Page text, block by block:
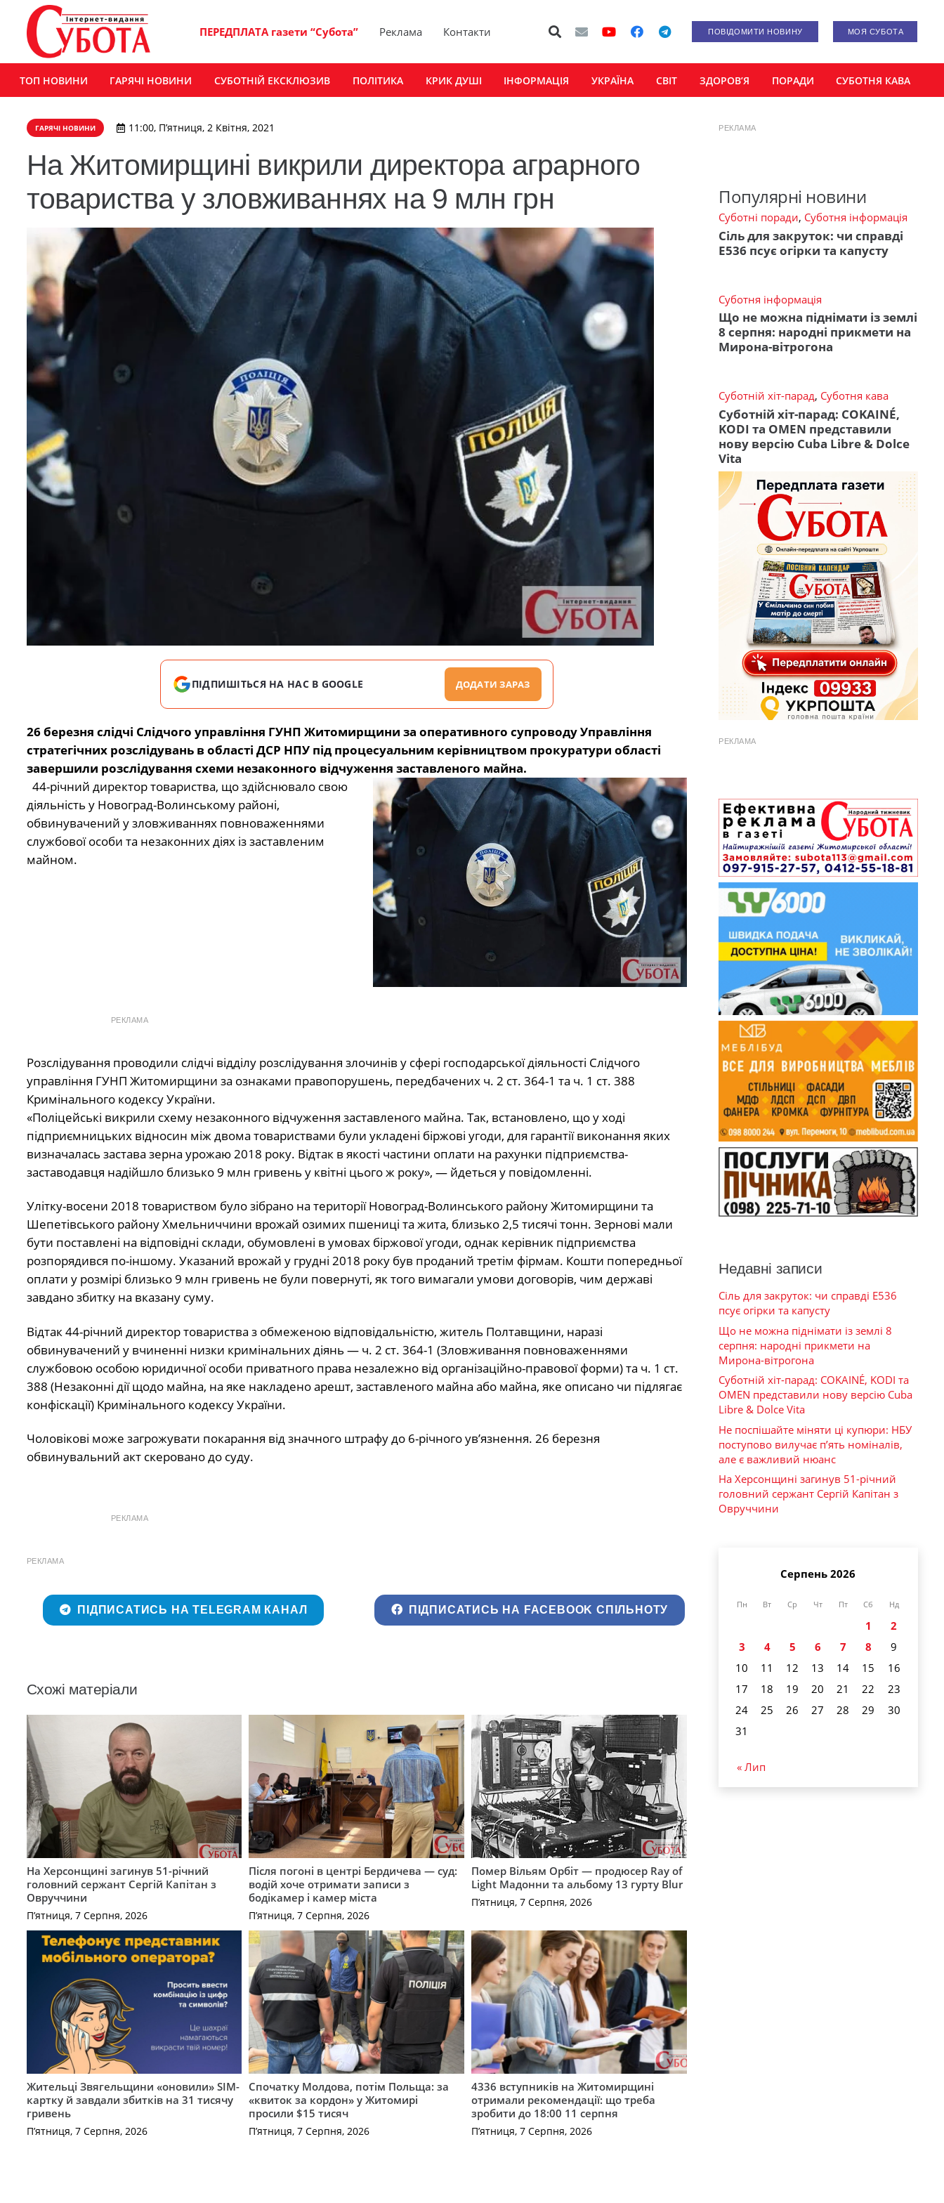
ПЕРЕДПЛАТА газети “Субота” Реклама Контакти ПОВІДОМИТИ НОВИНУ МОЯ СУБОТА
ТОП НОВИНИ ГАРЯЧІ НОВИНИ СУБОТНІЙ ЕКСКЛЮЗИВ ПОЛІТИКА КРИК ДУШІ ІНФОРМАЦІЯ УКРАЇНА СВІТ ЗДОРОВ’Я ПОРАДИ СУБОТНЯ КАВА
ГАРЯЧІ НОВИНИ 11:00, П’ятниця, 2 Квітня, 2021
На Житомирщині викрили директора аграрного
товариства у зловживаннях на 9 млн грн
ПІДПИШІТЬСЯ НА НАС В GOOGLE ДОДАТИ ЗАРАЗ
26 березня слідчі Слідчого управління ГУНП Житомирщини за оперативного супроводу Управління
стратегічних розслідувань в області ДСР НПУ під процесуальним керівництвом прокуратури області
завершили розслідування схеми незаконного відчуження заставленого майна.
44-річний директор товариства, що здійснювало свою
діяльність у Новоград-Волинському районі,
обвинувачений у зловживаннях повноваженнями
службової особи та незаконних діях із заставленим
майном.
РЕКЛАМА
Розслідування проводили слідчі відділу розслідування злочинів у сфері господарської діяльності Слідчого
управління ГУНП Житомирщини за ознаками правопорушень, передбачених ч. 2 ст. 364-1 та ч. 1 ст. 388
Кримінального кодексу України.
«Поліцейські викрили схему незаконного відчуження заставленого майна. Так, встановлено, що у ході
підприємницьких відносин між двома товариствами були укладені біржові угоди, для гарантії виконання яких
визначалась застава зерна урожаю 2018 року. Відтак в якості частини оплати на рахунки підприємства-
заставодавця надійшло близько 9 млн гривень у квітні цього ж року», — йдеться у повідомленні.
Улітку-восени 2018 товариством було зібрано на території Новоград-Волинського району Житомирщини та
Шепетівського району Хмельниччини врожай озимих пшениці та жита, близько 2,5 тисячі тонн. Зернові мали
бути поставлені на відповідні склади, обумовлені в умовах біржової угоди, однак керівник підприємства
розпорядився по-іншому. Указаний врожай у грудні 2018 року був проданий третім фірмам. Кошти попередньої
оплати у розмірі близько 9 млн гривень не були повернуті, як того вимагали умови договорів, чим державі
завдано збитку на вказану суму.
Відтак 44-річний директор товариства з обмеженою відповідальністю, житель Полтавщини, наразі
обвинувачений у вчиненні низки кримінальних діянь — ч. 2 ст. 364-1 (Зловживання повноваженнями
службовою особою юридичної особи приватного права незалежно від організаційно-правової форми) та ч. 1 ст.
388 (Незаконні дії щодо майна, на яке накладено арешт, заставленого майна або майна, яке описано чи підлягає
конфіскації) Кримінального кодексу України.
Чоловікові може загрожувати покарання від значного штрафу до 6-річного ув’язнення. 26 березня
обвинувальний акт скеровано до суду.
РЕКЛАМА
РЕКЛАМА
ПІДПИСАТИСЬ НА TELEGRAM КАНАЛ ПІДПИСАТИСЬ НА FACEBOOK СПІЛЬНОТУ
Схожі матеріали
На Херсонщині загинув 51-річний
головний сержант Сергій Капітан з
Овруччини
П’ятниця, 7 Серпня, 2026
Після погоні в центрі Бердичева — суд:
водій хоче отримати записи з
бодікамер і камер міста
П’ятниця, 7 Серпня, 2026
Помер Вільям Орбіт — продюсер Ray of
Light Мадонни та альбому 13 гурту Blur
П’ятниця, 7 Серпня, 2026
Жительці Звягельщини «оновили» SIM-
картку й завдали збитків на 31 тисячу
гривень
П’ятниця, 7 Серпня, 2026
Спочатку Молдова, потім Польща: за
«квиток за кордон» у Житомирі
просили $15 тисяч
П’ятниця, 7 Серпня, 2026
4336 вступників на Житомирщині
отримали рекомендації: що треба
зробити до 18:00 11 серпня
П’ятниця, 7 Серпня, 2026
РЕКЛАМА
Популярні новини
Суботні поради, Суботня інформація
Сіль для закруток: чи справді
Е536 псує огірки та капусту
Суботня інформація
Що не можна піднімати із землі
8 серпня: народні прикмети на
Мирона-вітрогона
Суботній хіт-парад, Суботня кава
Суботній хіт-парад: COKAINÉ,
KODI та OMEN представили
нову версію Cuba Libre & Dolce
Vita
РЕКЛАМА
Недавні записи
Сіль для закруток: чи справді Е536
псує огірки та капусту
Що не можна піднімати із землі 8
серпня: народні прикмети на
Мирона-вітрогона
Суботній хіт-парад: COKAINÉ, KODI та
OMEN представили нову версію Cuba
Libre & Dolce Vita
Не поспішайте міняти ці купюри: НБУ
поступово вилучає п’ять номіналів,
але є важливий нюанс
На Херсонщині загинув 51-річний
головний сержант Сергій Капітан з
Овруччини
Серпень 2026
Пн Вт Ср Чт Пт Сб Нд
1
2
3
4 5 6 7 8
9
10
11 12 13 14 15
16
17
18 19 20 21 22
23
24
25 26 27 28 29
30
31
« Лип